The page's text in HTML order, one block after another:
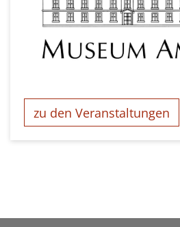
zu den Veranstaltungen